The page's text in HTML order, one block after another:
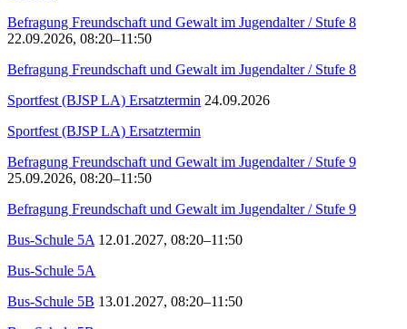
Befragung Freundschaft und Gewalt im Jugendalter / Stufe 8
22.09.2026, 08:20–11:50
Befragung Freundschaft und Gewalt im Jugendalter / Stufe 8
Sportfest (BJSP LA) Ersatztermin 24.09.2026
Sportfest (BJSP LA) Ersatztermin
Befragung Freundschaft und Gewalt im Jugendalter / Stufe 9
25.09.2026, 08:20–11:50
Befragung Freundschaft und Gewalt im Jugendalter / Stufe 9
Bus-Schule 5A 12.01.2027, 08:20–11:50
Bus-Schule 5A
Bus-Schule 5B 13.01.2027, 08:20–11:50